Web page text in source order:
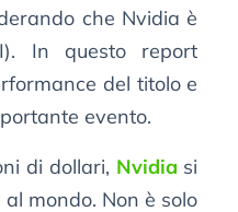
che Nvidia è
In questo report
del titolo e
evento.
di dollari, Nvidia si
mondo. Non è solo